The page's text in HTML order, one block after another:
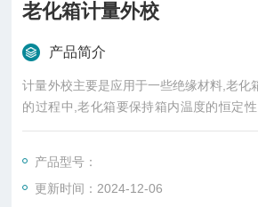
老化箱计量外校
产品简介
计量外校主要是应用于一些绝缘材料,老化
的过程中,老化箱要保持箱内温度的恒定性
鲜的空气,以补充氧气,所以老化箱就要具
产品型号：
更新时间：2024-12-06